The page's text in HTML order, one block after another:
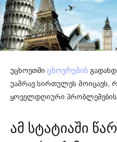
უცხოეთში ცხოვრების
უამრავ სირთულეს მოიცავს,
ყოველდღიური
ამ სტატიაში